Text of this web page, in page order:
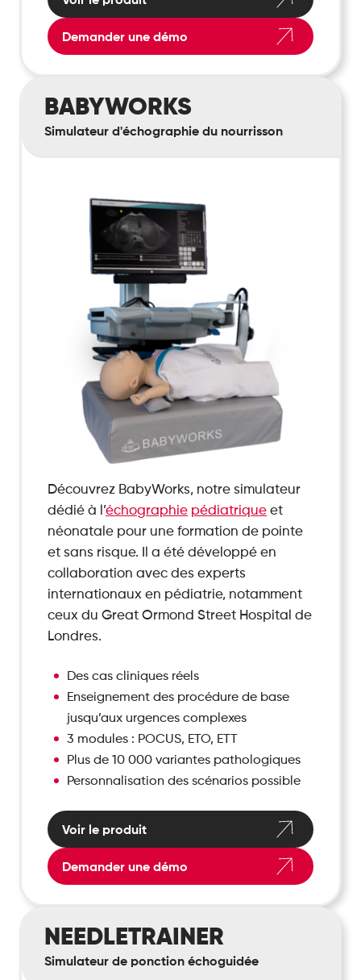
Demander une démo
BABYWORKS
Simulateur d'échographie du nourrisson
Découvrez BabyWorks, notre simulateur
dédié à l’échographie pédiatrique et
néonatale pour une formation de pointe
et sans risque. Il a été développé en
collaboration avec des experts
internationaux en pédiatrie, notamment
ceux du Great Ormond Street Hospital de
Londres.
Des cas cliniques réels
Enseignement des procédure de base
jusqu’aux urgences complexes
3 modules : POCUS, ETO, ETT
Plus de 10 000 variantes pathologiques
Personnalisation des scénarios possible
Voir le produit
Demander une démo
NEEDLETRAINER
Simulateur de ponction échoguidée